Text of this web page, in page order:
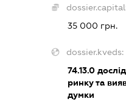
35 000 грн.
dossier.kveds:
74.13.0
ринку та
думки